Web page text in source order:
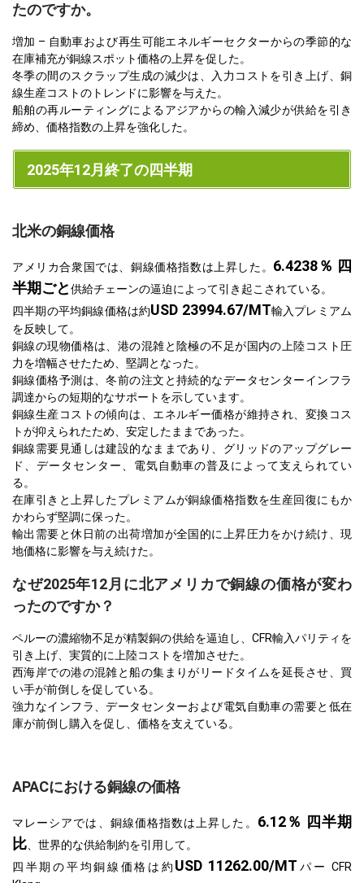
たのですか。
増加 – 自動車および再生可能エネルギーセクターからの季節的な
在庫補充が銅線スポット価格の上昇を促した。
冬季の間のスクラップ生成の減少は、入力コストを引き上げ、銅
線生産コストのトレンドに影響を与えた。
船舶の再ルーティングによるアジアからの輸入減少が供給を引き
締め、価格指数の上昇を強化した。
2025年12月終了の四半期
北米の銅線価格
アメリカ合衆国では、銅線価格指数は上昇した。 6.4238％ 四
半期ごと供給チェーンの逼迫によって引き起こされている。
四半期の平均銅線価格は約USD 23994.67/MT輸入プレミアム
を反映して。
銅線の現物価格は、港の混雑と陰極の不足が国内の上陸コスト圧
力を増幅させたため、堅調となった。
銅線価格予測は、冬前の注文と持続的なデータセンターインフラ
調達からの短期的なサポートを示しています。
銅線生産コストの傾向は、エネルギー価格が維持され、変換コス
トが抑えられたため、安定したままであった。
銅線需要見通しは建設的なままであり、グリッドのアップグレー
ド、データセンター、電気自動車の普及によって支えられてい
る。
在庫引きと上昇したプレミアムが銅線価格指数を生産回復にもか
かわらず堅調に保った。
輸出需要と休日前の出荷増加が全国的に上昇圧力をかけ続け、現
地価格に影響を与え続けた。
なぜ2025年12月に北アメリカで銅線の価格が変わ
ったのですか？
ペルーの濃縮物不足が精製銅の供給を逼迫し、CFR輸入パリティを
引き上げ、実質的に上陸コストを増加させた。
西海岸での港の混雑と船の集まりがリードタイムを延長させ、買
い手が前倒しを促している。
強力なインフラ、データセンターおよび電気自動車の需要と低在
庫が前倒し購入を促し、価格を支えている。
APACにおける銅線の価格
マレーシアでは、銅線価格指数は上昇した。 6.12％ 四半期
比、世界的な供給制約を引用して。
四半期の平均銅線価格は約 USD 11262.00/MT パー CFR